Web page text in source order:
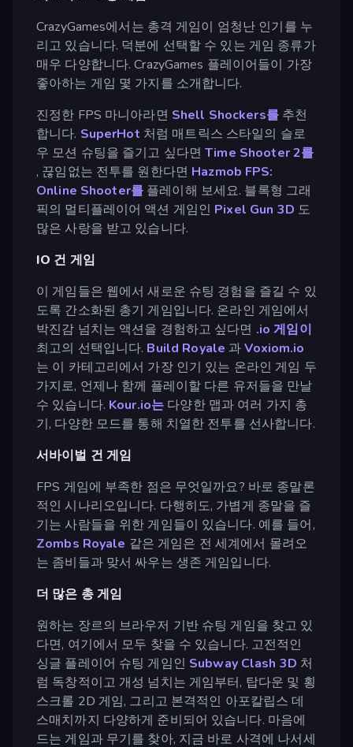
CrazyGames에서는 총격 게임이 엄청난 인기를 누
리고 있습니다. 덕분에 선택할 수 있는 게임 종류가
매우 다양합니다. CrazyGames 플레이어들이 가장
좋아하는 게임 몇 가지를 소개합니다.
진정한 FPS 마니아라면 Shell Shockers를추천
합니다. SuperHot 처럼 매트릭스 스타일의 슬로
우 모션 슈팅을 즐기고 싶다면Time Shooter 2를
, 끊임없는 전투를 원한다면 Hazmob FPS:
Online Shooter를플레이해 보세요. 블록형 그래
픽의 멀티플레이어 액션 게임인 Pixel Gun 3D 도
많은 사랑을 받고 있습니다.
IO 건 게임
이 게임들은 웹에서 새로운 슈팅 경험을 즐길 수 있
도록 간소화된 총기 게임입니다. 온라인 게임에서
박진감 넘치는 액션을 경험하고 싶다면 .io 게임이
최고의 선택입니다. Build Royale 과Voxiom.io
는 이 카테고리에서 가장 인기 있는 온라인 게임 두
가지로, 언제나 함께 플레이할 다른 유저들을 만날
수 있습니다. Kour.io는 다양한 맵과 여러 가지 총
기, 다양한 모드를 통해 치열한 전투를 선사합니다.
서바이벌 건 게임
FPS 게임에 부족한 점은 무엇일까요? 바로 종말론
적인 시나리오입니다. 다행히도, 가볍게 종말을 즐
기는 사람들을 위한 게임들이 있습니다. 예를 들어,
Zombs Royale 같은 게임은 전 세계에서 몰려오
는 좀비들과 맞서 싸우는 생존 게임입니다.
더 많은 총 게임
원하는 장르의 브라우저 기반 슈팅 게임을 찾고 있
다면, 여기에서 모두 찾을 수 있습니다. 고전적인
싱글 플레이어 슈팅 게임인 Subway Clash 3D 처
럼 독창적이고 개성 넘치는 게임부터, 탑다운 및 횡
스크롤 2D 게임, 그리고 본격적인 아포칼립스 데
스매치까지 다양하게 준비되어 있습니다. 마음에
드는 게임과 무기를 찾아, 지금 바로 사격에 나서세